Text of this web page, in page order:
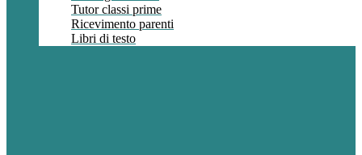
Tutor classi prime
Ricevimento parenti
Libri di testo